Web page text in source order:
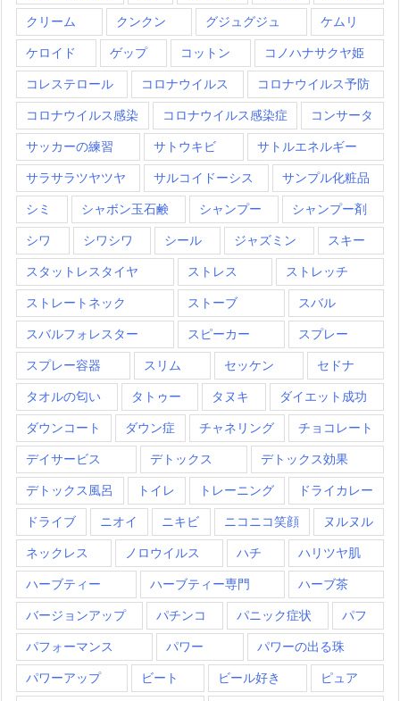
クリーム クンクン グジュグジュ ケムリ
ケロイド ゲップ コットン コノハナサクヤ姫
コレステロール コロナウイルス コロナウイルス予防
コロナウイルス感染 コロナウイルス感染症 コンサータ
サッカーの練習 サトウキビ サトルエネルギー
サラサラツヤツヤ サルコイドーシス サンプル化粧品
シミ シャボン玉石鹸 シャンプー シャンプー剤
シワ シワシワ シール ジャズミン スキー
スタットレスタイヤ ストレス ストレッチ
ストレートネック ストーブ スバル
スバルフォレスター スピーカー スプレー
スプレー容器 スリム セッケン セドナ
タオルの匂い タトゥー タヌキ ダイエット成功
ダウンコート ダウン症 チャネリング チョコレート
デイサービス デトックス デトックス効果
デトックス風呂 トイレ トレーニング ドライカレー
ドライブ ニオイ ニキビ ニコニコ笑顔 ヌルヌル
ネックレス ノロウイルス ハチ ハリツヤ肌
ハーブティー ハーブティー専門 ハーブ茶
バージョンアップ パチンコ パニック症状 パフ
パフォーマンス パワー パワーの出る珠
パワーアップ ビート ビール好き ピュア